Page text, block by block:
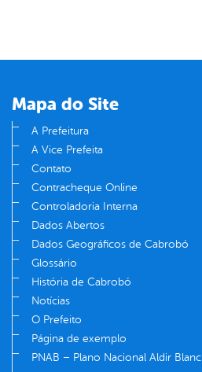
Mapa do Site
A Prefeitura
A Vice Prefeita
Contato
Contracheque Online
Controladoria Interna
Dados Abertos
Dados Geográficos de Cabrobó
Glossário
História de Cabrobó
Notícias
O Prefeito
Página de exemplo
PNAB – Plano Nacional Aldir Blanc